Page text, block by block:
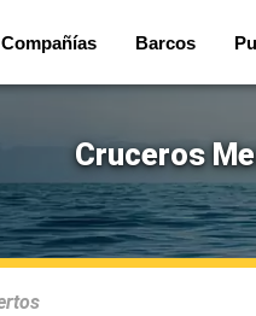
Compañías Barcos
Cruceros